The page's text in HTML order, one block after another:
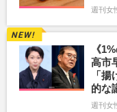
週刊女
《
高市
「
的な
週刊女